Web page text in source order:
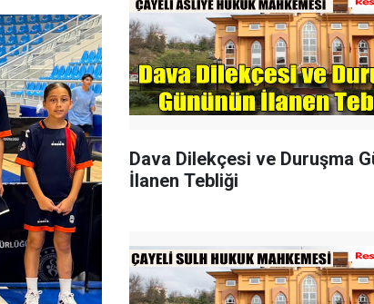
Dava Dilekçesi ve Duruşma
İlanen Tebliği